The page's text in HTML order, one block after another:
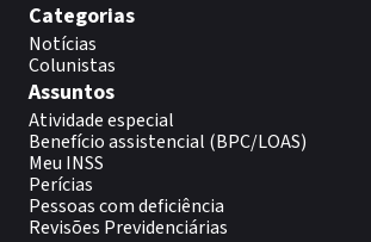
Categorias
Notícias
Colunistas
Assuntos
Atividade especial
Benefício assistencial (BPC/LOAS)
Meu INSS
Perícias
Pessoas com deficiência
Revisões Previdenciárias